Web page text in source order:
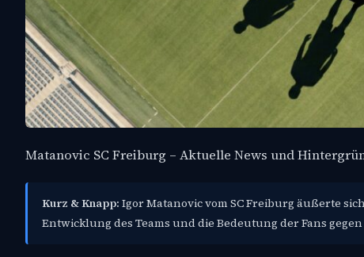
Matanovic SC Freiburg – Aktuelle News und
Kurz & Knapp: Igor Matanovic vom SC Freiburg äußerte
Entwicklung des Teams und die Bedeutung der Fans